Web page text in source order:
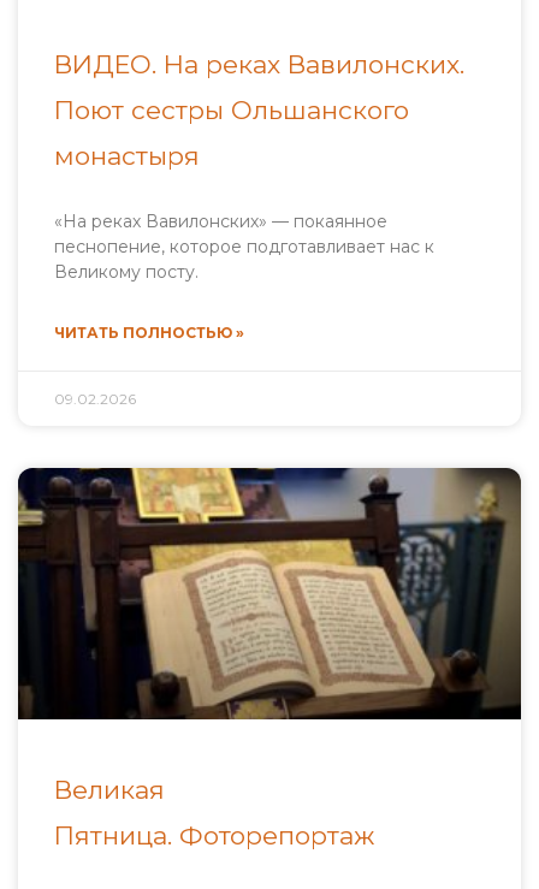
ВИДЕО. На реках Вавилонских.
Поют сестры Ольшанского
монастыря
«На реках Вавилонских» — покаянное
песнопение, которое подготавливает нас к
Великому посту.
ЧИТАТЬ ПОЛНОСТЬЮ »
09.02.2026
Великая
Пятница. Фоторепортаж